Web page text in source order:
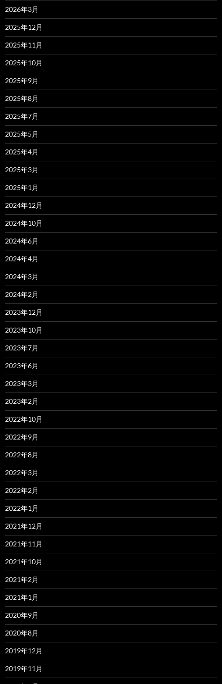
2026年3月
2025年12月
2025年11月
2025年10月
2025年9月
2025年8月
2025年7月
2025年5月
2025年4月
2025年3月
2025年1月
2024年12月
2024年10月
2024年6月
2024年4月
2024年3月
2024年2月
2023年12月
2023年10月
2023年7月
2023年6月
2023年3月
2023年2月
2022年10月
2022年9月
2022年8月
2022年3月
2022年2月
2022年1月
2021年12月
2021年11月
2021年10月
2021年2月
2021年1月
2020年9月
2020年8月
2019年12月
2019年11月